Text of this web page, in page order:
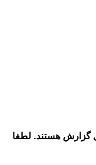
گزارش هستند. لطفا